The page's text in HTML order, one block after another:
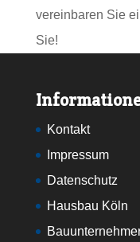
vereinbaren Sie
Sie!
Kontakt
Impressum
Datenschutz
Hausbau Köln